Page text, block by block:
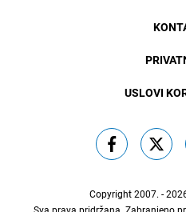
USLOVI
Copyright 2007. -